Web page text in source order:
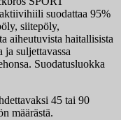
suodattaa 95%
siitepöly,
aiheutuvista haitallisista
ja suljettavassa
Suodatusluokka
45 tai 90
määrästä.